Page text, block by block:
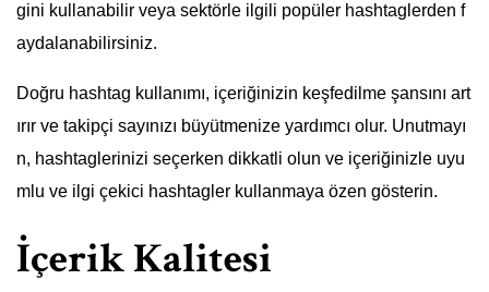
gini kullanabilir veya sektörle ilgili popüler hashtaglerden f
aydalanabilirsiniz.
Doğru hashtag kullanımı, içeriğinizin keşfedilme şansını art
ırır ve takipçi sayınızı büyütmenize yardımcı olur. Unutmayı
n, hashtaglerinizi seçerken dikkatli olun ve içeriğinizle uyu
mlu ve ilgi çekici hashtagler kullanmaya özen gösterin.
İçerik Kalitesi